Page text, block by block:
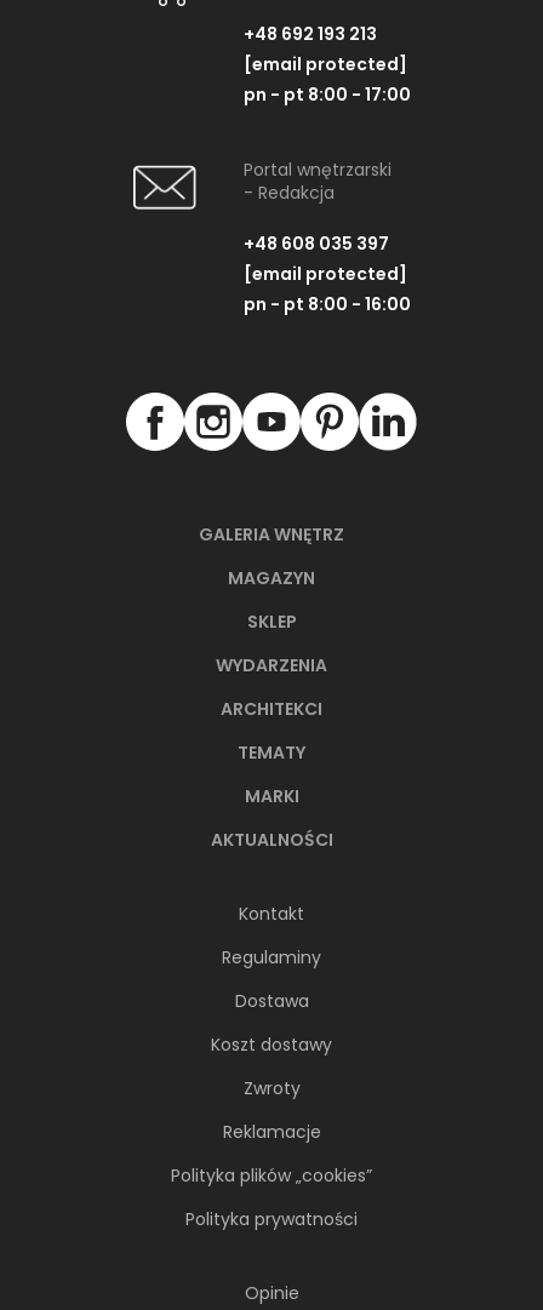
GALERIA WNĘTRZ
MAGAZYN
SKLEP
WYDARZENIA
ARCHITEKCI
TEMATY
MARKI
AKTUALNOŚCI
Kontakt
Regulaminy
Dostawa
Koszt dostawy
Zwroty
Reklamacje
Polityka plików „cookies”
Polityka prywatności
Opinie
+48 692 193 213
[email protected]
pn - pt 8:00 - 17:00
Portal wnętrzarski
- Redakcja
+48 608 035 397
[email protected]
pn - pt 8:00 - 16:00